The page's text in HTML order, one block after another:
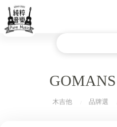
木吉他 品牌選